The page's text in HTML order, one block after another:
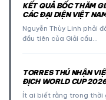
KẾT QUẢ BỐC THĂM
CÁC ĐẠI DIỆN VIỆT
Nguyễn Thùy Linh phải
đầu tiên của Giải cầu…
TORRES THÚ NHẬN
ĐỊCH WORLD CUP
Ít ai biết rằng trong thời